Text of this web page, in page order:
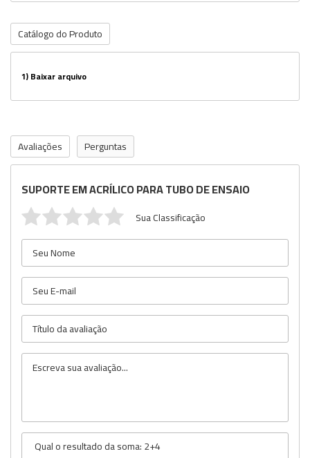
Catálogo do Produto
1)Baixar arquivo
Avaliações Perguntas
SUPORTE EM ACRÍLICO PARA TUBO DE ENSAIO
Sua Classificação